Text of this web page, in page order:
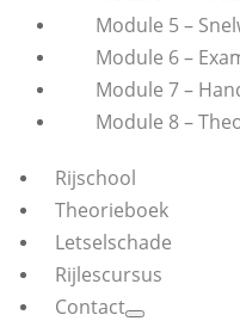
Module 5 –
Module 6 –
Module 7 –
Module 8 –
Rijschool
Theorieboek
Letselschade
Rijlescursus
Contact